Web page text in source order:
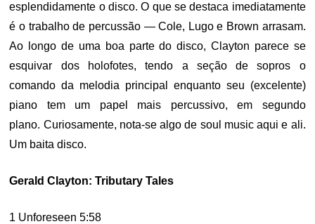
esplendidamente o disco. O que se destaca imediatamente
é o trabalho de percussão — Cole, Lugo e Brown arrasam.
Ao longo de uma boa parte do disco, Clayton parece se
esquivar dos holofotes, tendo a seção de sopros o
comando da melodia principal enquanto seu (excelente)
piano tem um papel mais percussivo, em segundo
plano. Curiosamente, nota-se algo de soul music aqui e ali.
Um baita disco.
Gerald Clayton: Tributary Tales
1 Unforeseen 5:58